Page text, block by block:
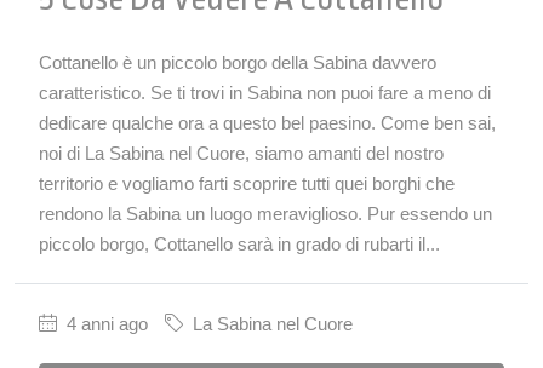
Cottanello è un piccolo borgo della Sabina davvero
caratteristico. Se ti trovi in Sabina non puoi fare a meno di
dedicare qualche ora a questo bel paesino. Come ben sai,
noi di La Sabina nel Cuore, siamo amanti del nostro
territorio e vogliamo farti scoprire tutti quei borghi che
rendono la Sabina un luogo meraviglioso. Pur essendo un
piccolo borgo, Cottanello sarà in grado di rubarti il...
4 anni ago La Sabina nel Cuore